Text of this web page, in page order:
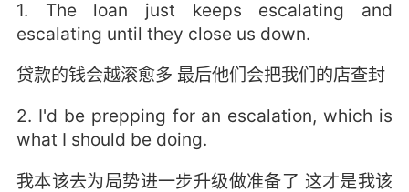
1. The loan just keeps escalating and
escalating until they close us down.
贷款的钱会越滚愈多 最后他们会把我们的店查封
2. I'd be prepping for an escalation, which is
what I should be doing.
我本该去为局势进一步升级做准备了 这才是我该